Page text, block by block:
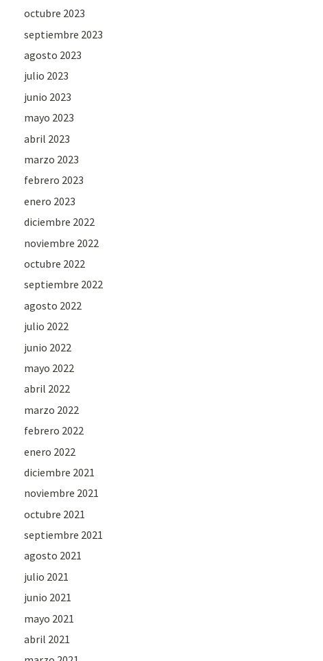
octubre 2023
septiembre 2023
agosto 2023
julio 2023
junio 2023
mayo 2023
abril 2023
marzo 2023
febrero 2023
enero 2023
diciembre 2022
noviembre 2022
octubre 2022
septiembre 2022
agosto 2022
julio 2022
junio 2022
mayo 2022
abril 2022
marzo 2022
febrero 2022
enero 2022
diciembre 2021
noviembre 2021
octubre 2021
septiembre 2021
agosto 2021
julio 2021
junio 2021
mayo 2021
abril 2021